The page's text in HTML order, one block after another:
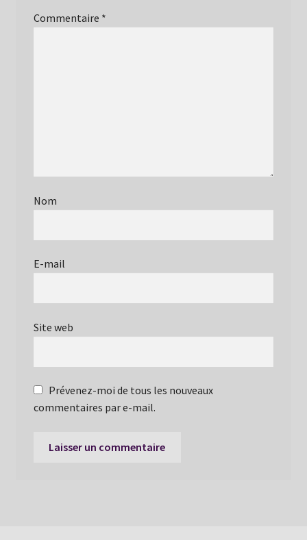
Commentaire *
Nom
E-mail
Site web
Prévenez-moi de tous les nouveaux
commentaires par e-mail.